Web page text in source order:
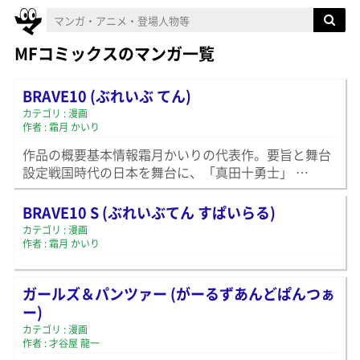
MFコミックスのマンガ一覧
BRAVE10 (ぶれいぶ てん)
カテゴリ : 漫画
作者 : 霜月 かいり
作品の概要基本情報霜月かいりの代表作。要旨と舞台
設定戦国時代の日本を舞台に、「真田十勇士」 …
BRAVE10 S (ぶれいぶてん すぱいらる)
カテゴリ : 漫画
作者 : 霜月 かいり
ガールズ＆パンツァー (がーるずあんどぱんつぁ
ー)
カテゴリ : 漫画
作者 : 才谷屋 龍一